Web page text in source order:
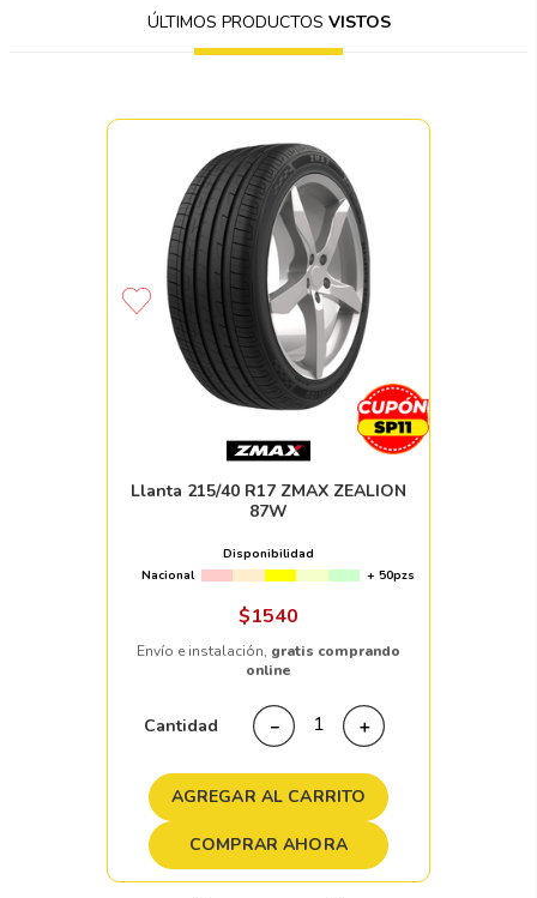
ÚLTIMOS PRODUCTOS VISTOS
Llanta 215/40 R17 ZMAX ZEALION
87W
Disponibilidad
Nacional
+ 50pzs
$1540
Envío e instalación, gratis comprando
online
Cantidad ＋
－
AGREGAR AL CARRITO
COMPRAR AHORA